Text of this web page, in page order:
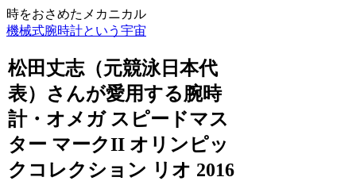
時をおさめたメカニカル
機械式腕時計という宇宙
松田丈志（元競泳日本代
表）さんが愛用する腕時
計・オメガ スピードマス
ター マークII オリンピッ
クコレクション リオ 2016